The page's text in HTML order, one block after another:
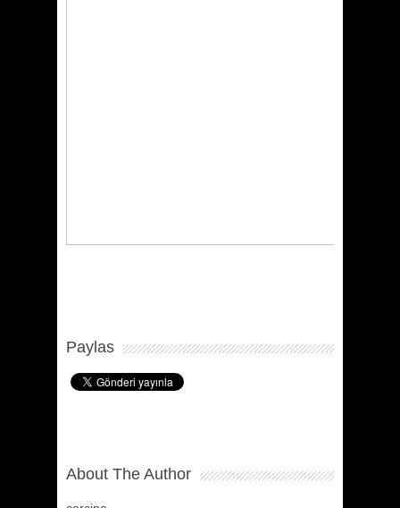
Paylas
About The Author